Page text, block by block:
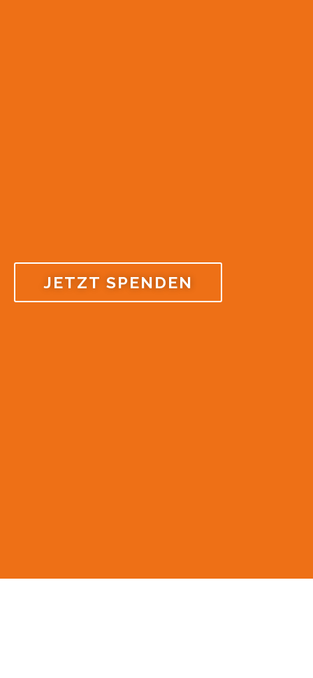
JETZT SPENDEN